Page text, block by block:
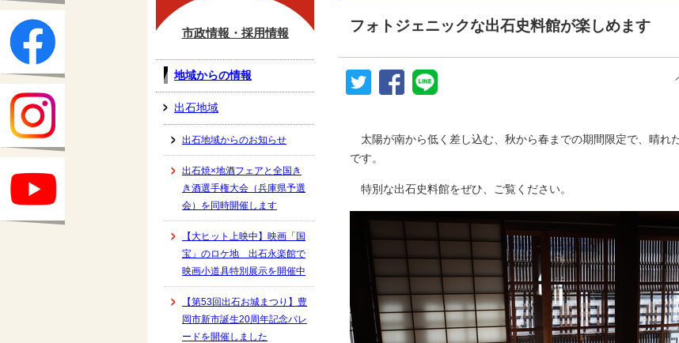
フォトジェニックな出石史料館が楽しめます
太陽が南から低く差し込む、秋から春までの期間限定で、晴れ
です。
特別な出石史料館をぜひ、ご覧ください。
市政情報・採用情報
地域からの情報
出石地域
出石地域からのお知らせ
出石焼×地酒フェアと全国き
き酒選手権大会（兵庫県予選
会）を同時開催します
【大ヒット上映中】映画「国
宝」のロケ地 出石永楽館で
映画小道具特別展示を開催中
【第53回出石お城まつり】豊
岡市新市誕生20周年記念パレ
ードを開催しました